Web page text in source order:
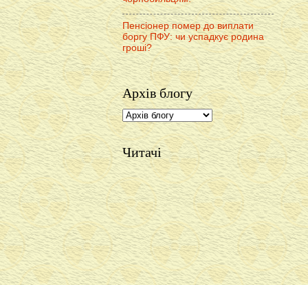
Пенсіонер помер до виплати
боргу ПФУ: чи успадкує родина
гроші?
Архів блогу
Читачі